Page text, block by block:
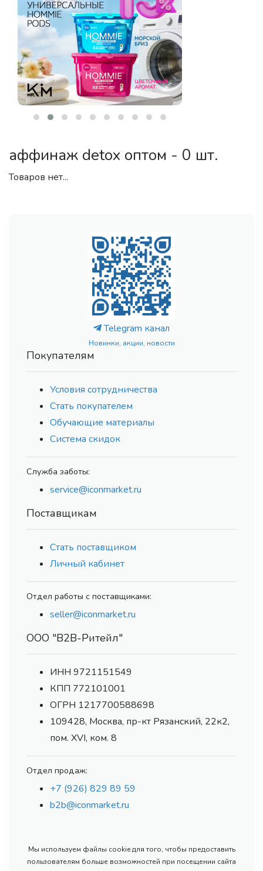
аффинаж detox оптом - 0 шт.
Товаров нет...
Telegram канал
Новинки, акции, новости
Покупателям
Условия сотрудничества
Стать покупателем
Обучающие материалы
Система скидок
Служба заботы:
service@iconmarket.ru
Поставщикам
Стать поставщиком
Личный кабинет
Отдел работы с поставщиками:
seller@iconmarket.ru
ООО "В2В-Ритейл"
ИНН 9721151549
КПП 772101001
ОГРН 1217700588698
109428, Москва, пр-кт Рязанский, 22к2,
пом. XVI, ком. 8
Отдел продаж:
+7 (926) 829 89 59
b2b@iconmarket.ru
Мы используем файлы cookie для того, чтобы предоставить
пользователям больше возможностей при посещении сайта